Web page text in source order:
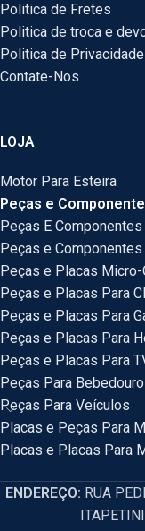
Politica de Fretes
Politica de troca e
Politica de Privacidade
Contate-Nos
LOJA
Motor Para Esteira
Peças e
Peças E
Peças e
Peças e Placas Micro-
Peças e Placas Para
Peças e Placas Para
Peças e Placas Para
Peças e Placas Para
Peças Para Bebedouro
Peças Para Veículos
Placas e Peças Para
Placas e Placas Para
ENDEREÇO: RUA